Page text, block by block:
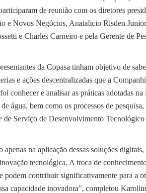
de reunião com os diretores
e Novos Negócios, Anatalicio Risden
e Charles Carneiro e pela Gerente de
da Copasa tinham objetivo de
e ações descentralizadas que a
conhecer e analisar as práticas adotadas
água, bem como os processos de
Serviço de Desenvolvimento
apenas na aplicação dessas soluções
tecnológica. A troca de
podem contribuir significativamente para a
capacidade inovadora”, completou